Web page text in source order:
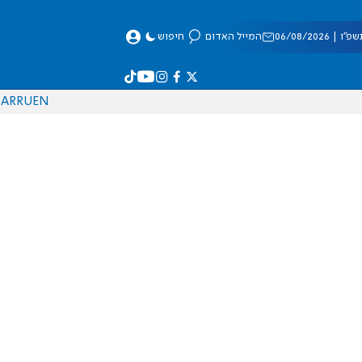
08/2026 המייל האדום חיפוש
EN
RU
AR